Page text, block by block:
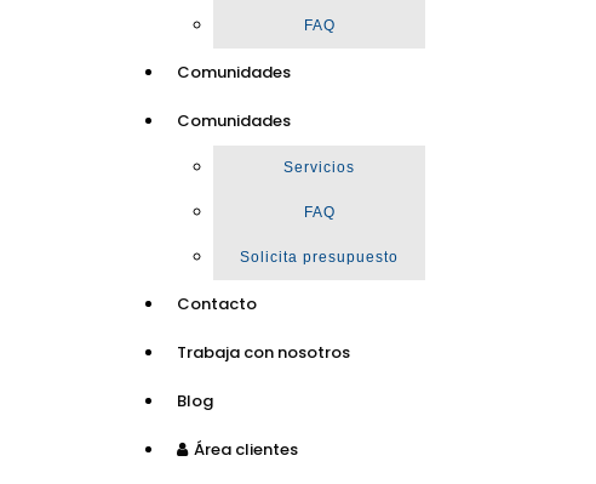
FAQ
Comunidades
Comunidades
Servicios
FAQ
Solicita presupuesto
Contacto
Trabaja con nosotros
Blog
Área clientes